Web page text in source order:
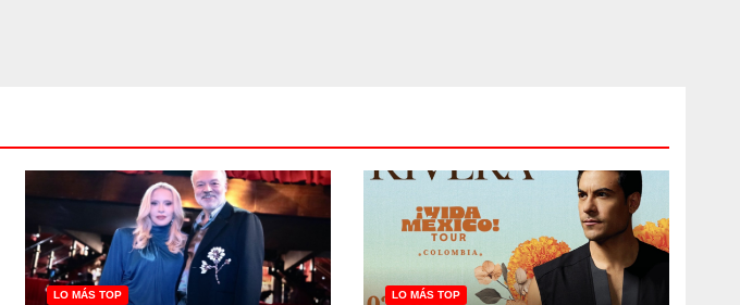
LO MÁS TOP LO MÁS TOP